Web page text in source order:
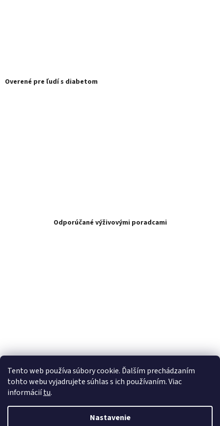
Tento web používa súbory cookie. Ďalším prechádzaním
tohto webu vyjadrujete súhlas s ich používaním. Viac
informáciítu.
Nastavenie
Overené pre ľudí s diabetom
Odporúčané výživovými poradcami
Vytvoril Shoptet